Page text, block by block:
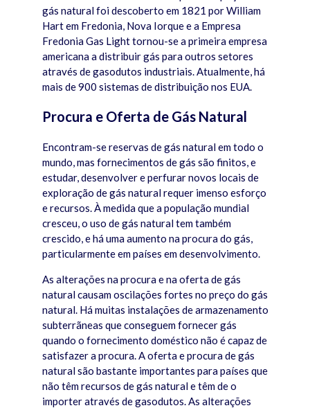
gás natural foi descoberto em 1821 por William
Hart em Fredonia, Nova Iorque e a Empresa
Fredonia Gas Light tornou-se a primeira empresa
americana a distribuir gás para outros setores
através de gasodutos industriais. Atualmente, há
mais de 900 sistemas de distribuição nos EUA.
Procura e Oferta de Gás Natural
Encontram-se reservas de gás natural em todo o
mundo, mas fornecimentos de gás são finitos, e
estudar, desenvolver e perfurar novos locais de
exploração de gás natural requer imenso esforço
e recursos. À medida que a população mundial
cresceu, o uso de gás natural tem também
crescido, e há uma aumento na procura do gás,
particularmente em países em desenvolvimento.
As alterações na procura e na oferta de gás
natural causam oscilações fortes no preço do gás
natural. Há muitas instalações de armazenamento
subterrãneas que conseguem fornecer gás
quando o fornecimento doméstico não é capaz de
satisfazer a procura. A oferta e procura de gás
natural são bastante importantes para países que
não têm recursos de gás natural e têm de o
importer através de gasodutos. As alterações